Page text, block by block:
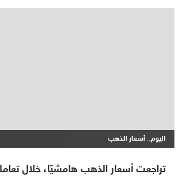
اليوم.. أسعار الذهب
تراجعت أسعار الذهب هامشيًا، خلال